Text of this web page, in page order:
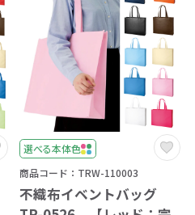
選べる本体色
商品コード：TRW-110003
不織布イベントバッグ